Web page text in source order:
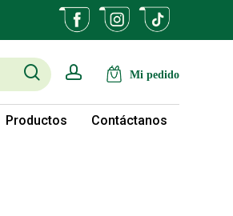
Productos Contáctanos
searchaccount